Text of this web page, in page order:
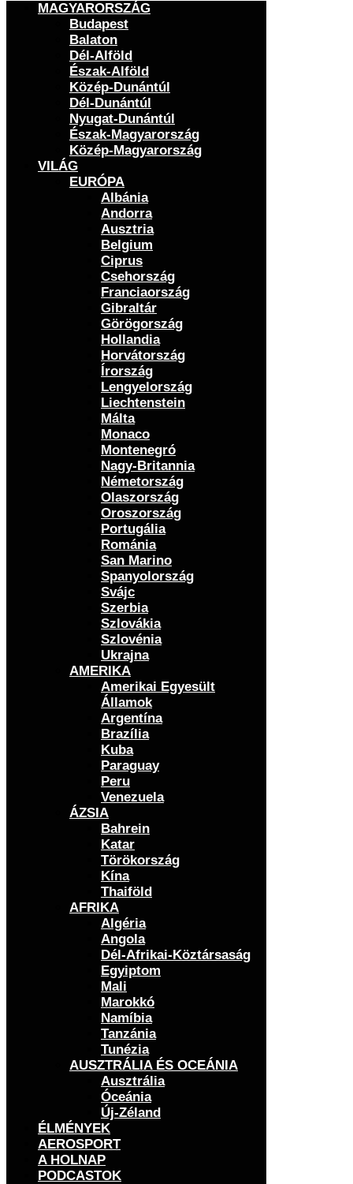
MAGYARORSZÁG
Budapest
Balaton
Dél-Alföld
Észak-Alföld
Közép-Dunántúl
Dél-Dunántúl
Nyugat-Dunántúl
Észak-Magyarország
Közép-Magyarország
VILÁG
EURÓPA
Albánia
Andorra
Ausztria
Belgium
Ciprus
Csehország
Franciaország
Gibraltár
Görögország
Hollandia
Horvátország
Írország
Lengyelország
Liechtenstein
Málta
Monaco
Montenegró
Nagy-Britannia
Németország
Olaszország
Oroszország
Portugália
Románia
San Marino
Spanyolország
Svájc
Szerbia
Szlovákia
Szlovénia
Ukrajna
AMERIKA
Amerikai Egyesült
Államok
Argentína
Brazília
Kuba
Paraguay
Peru
Venezuela
ÁZSIA
Bahrein
Katar
Törökország
Kína
Thaiföld
AFRIKA
Algéria
Angola
Dél-Afrikai-Köztársaság
Egyiptom
Mali
Marokkó
Namíbia
Tanzánia
Tunézia
AUSZTRÁLIA ÉS OCEÁNIA
Ausztrália
Óceánia
Új-Zéland
ÉLMÉNYEK
AEROSPORT
A HOLNAP
PODCASTOK